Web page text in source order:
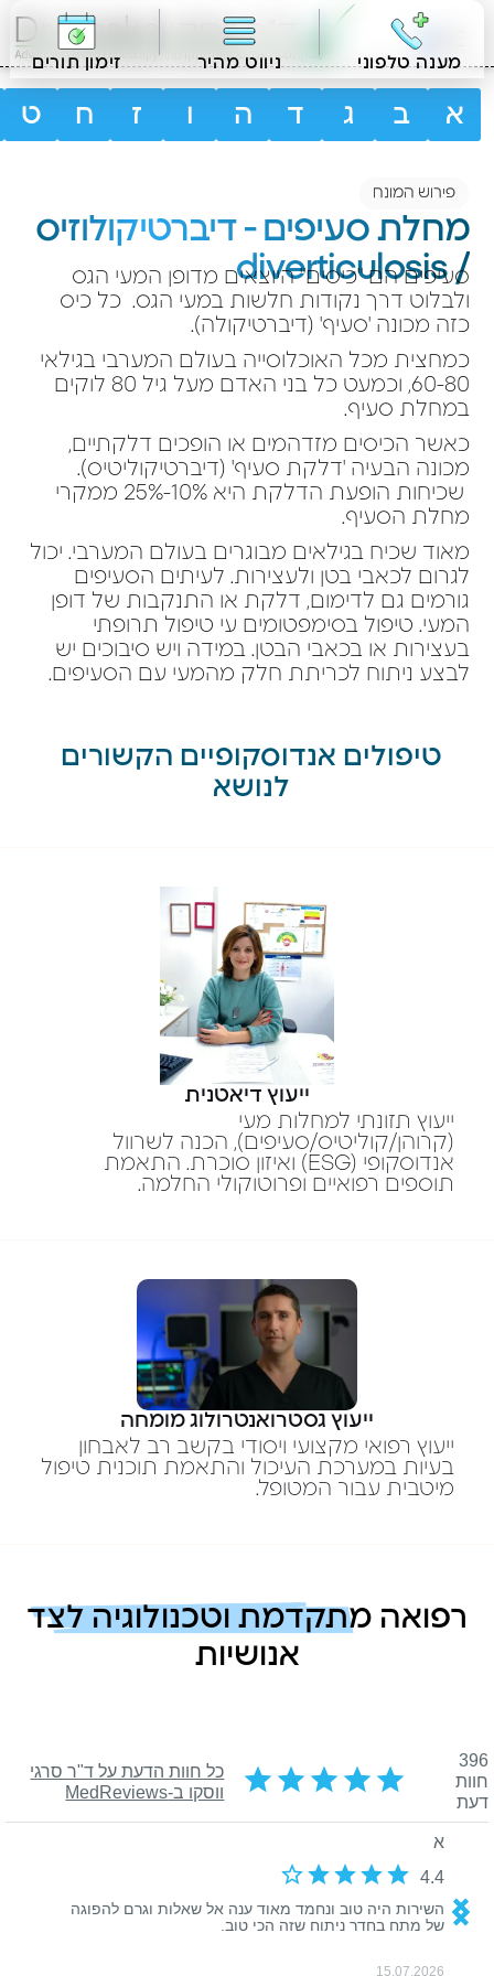
מענה טלפוני ניווט מהיר זימון תורים
א ב ג ד ה ו ז ח ט
פירוש המונח
מחלת סעיפים - דיברטיקולוזיס
/ diverticulosis
סעיפים הם "כיסים" היוצאים מדופן המעי הגס
ולבלוט דרך נקודות חלשות במעי הגס. כל כיס
כזה מכונה 'סעיף' (דיברטיקולה).
כמחצית מכל האוכלוסייה בעולם המערבי בגילאי
60-80, וכמעט כל בני האדם מעל גיל 80 לוקים
במחלת סעיף.
כאשר הכיסים מזדהמים או הופכים דלקתיים,
מכונה הבעיה 'דלקת סעיף' (דיברטיקוליטיס).
שכיחות הופעת הדלקת היא 10%-25% ממקרי
מחלת הסעיף.
מאוד שכיח בגילאים מבוגרים בעולם המערבי. יכול
לגרום לכאבי בטן ולעצירות. לעיתים הסעיפים
גורמים גם לדימום, דלקת או התנקבות של דופן
המעי. טיפול בסימפטומים עי טיפול תרופתי
בעצירות או בכאבי הבטן. במידה ויש סיבוכים יש
לבצע ניתוח לכריתת חלק מהמעי עם הסעיפים.
טיפולים אנדוסקופיים הקשורים
לנושא
ייעוץ דיאטנית
ייעוץ תזונתי למחלות מעי
(קרוהן/קוליטיס/סעיפים), הכנה לשרוול
אנדוסקופי (ESG) ואיזון סוכרת. התאמת
תוספים רפואיים ופרוטוקולי החלמה.
ייעוץ גסטרואנטרולוג מומחה
ייעוץ רפואי מקצועי ויסודי בקשב רב לאבחון
בעיות במערכת העיכול והתאמת תוכנית טיפול
מיטבית עבור המטופל.
רפואה מתקדמת וטכנולוגיה לצד
אנושיות